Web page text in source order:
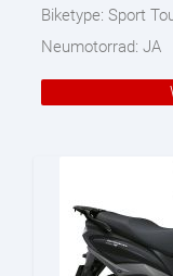
Biketype: Sport
Neumotorrad: JA